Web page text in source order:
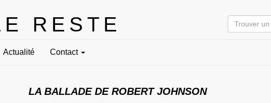
RESTE
Actualité Contact
LA BALLADE DE ROBERT JOHNSON